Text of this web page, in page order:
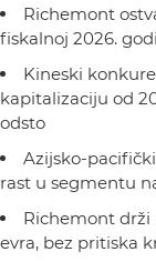
Richemont
fiskalnoj 2026.
Kineski
kapitalizaciju od
odsto
Azijsko-
rast u segmentu
Richemont drži
evra, bez pritiska